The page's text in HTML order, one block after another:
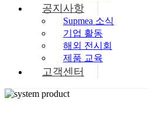
공지사항
Supmea 소식
기업 활동
해외 전시회
제품 교육
고객센터